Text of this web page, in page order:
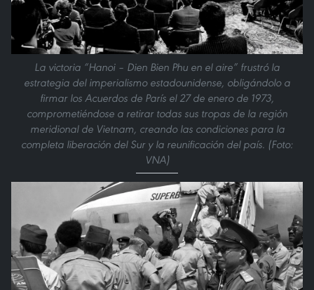
La victoria “Hanoi – Dien Bien Phu en el aire” frustró la
estrategia del imperialismo estadounidense, obligándolo a
firmar los Acuerdos de París el 27 de enero de 1973,
comprometiéndose a retirar todas sus tropas de la región
meridional de Vietnam, creando las condiciones para la
completa liberación del Sur y la reunificación del país. (Foto:
VNA)